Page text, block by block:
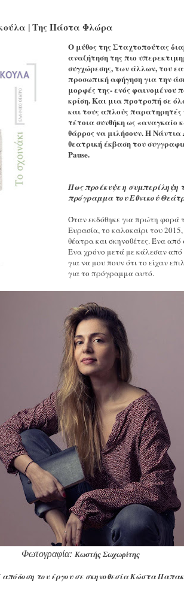
| Της Πάστα Φλώρα
Ο μύθος της Σταχτοπούτας
αναζήτηση της πιο
συγχώρεσης, των άλλων, του
προσωπική αφήγηση για την
μορφές της- ενός φαινομένου
κρίση. Και μια προτροπή σε
και τους απλούς
τέτοια συνθήκη ως
θάρρος να μιλήσουν. H
θεατρική έκβαση του
Pause.
Πως προέκυψε η συμπερίληψη
πρόγραμμα του Εθνικού
Όταν εκδόθηκε για πρώτη φορά
Ευρασία, το καλοκαίρι του
θέατρα και σκηνοθέτες. Ένα
Ένα χρόνο μετά με κάλεσαν από
για να μου πουν ότι το είχαν
για το πρόγραμμα αυτό.
Φωτογραφία: Κωστής Σωχωρίτης
του έργου σε σκηνοθεσία Κώστα